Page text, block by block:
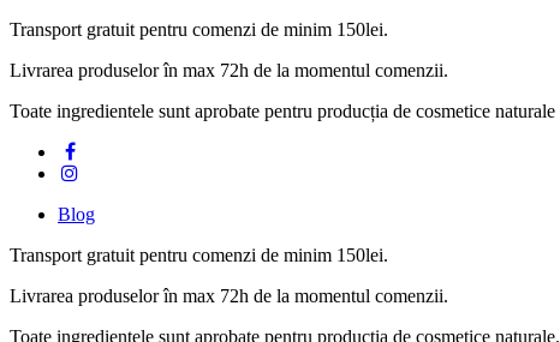
Transport gratuit pentru comenzi de minim 150lei.
Livrarea produselor în max 72h de la momentul comenzii.
Toate ingredientele sunt aprobate pentru producția de cosmetice naturale
Blog
Transport gratuit pentru comenzi de minim 150lei.
Livrarea produselor în max 72h de la momentul comenzii.
Toate ingredientele sunt aprobate pentru producția de cosmetice naturale.